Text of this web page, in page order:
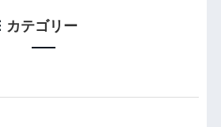
カテゴリー